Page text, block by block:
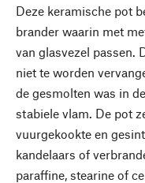
Deze keramische pot
brander waarin met
van glasvezel passen.
niet te worden
de gesmolten was in
stabiele vlam. De pot
vuurgekookte en
kandelaars of
paraffine, stearine of